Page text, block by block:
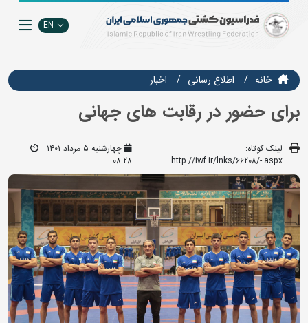
EN
خانه اطلاع رسانی اخبار
برای حضور در رقابت های جهانی
لینک کوتاه:
http://iwf.ir/lnks/66208/-.aspx
چهارشنبه ۵ مرداد ۱۴۰۱
08:28